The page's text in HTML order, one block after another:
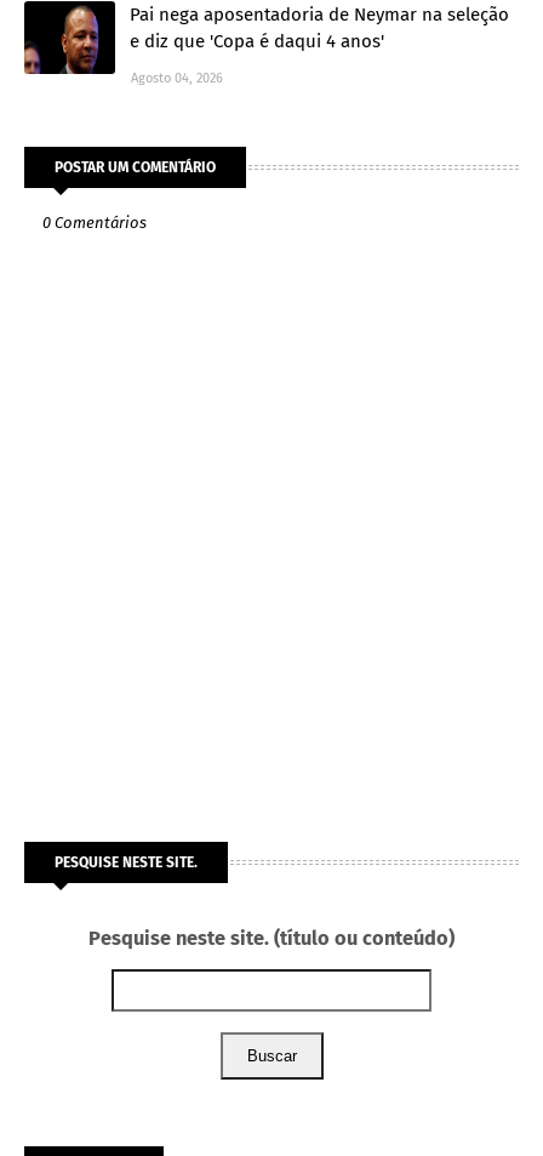
Pai nega aposentadoria de Neymar na seleção
e diz que 'Copa é daqui 4 anos'
Agosto 04, 2026
POSTAR UM COMENTÁRIO
0 Comentários
PESQUISE NESTE SITE.
Pesquise neste site. (título ou conteúdo)
Buscar